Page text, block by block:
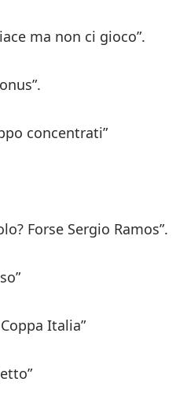
ma non ci gioco”.
concentrati”
Forse Sergio Ramos”.
Italia”